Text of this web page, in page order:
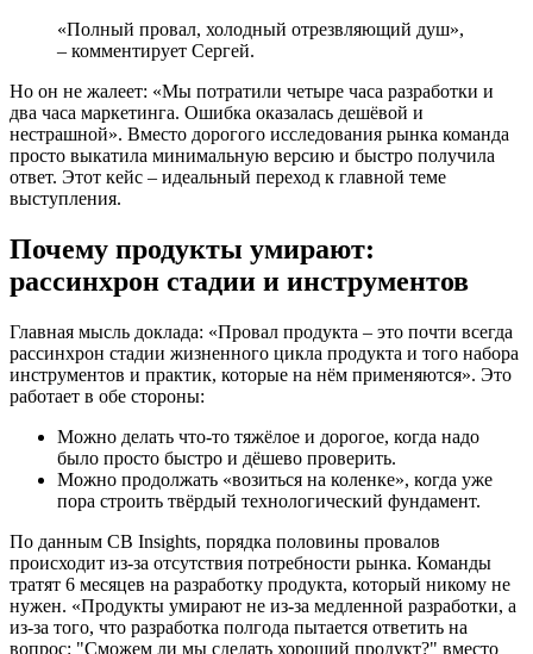
«Полный провал, холодный отрезвляющий душ»,
– комментирует Сергей.
Но он не жалеет: «Мы потратили четыре часа разработки и
два часа маркетинга. Ошибка оказалась дешёвой и
нестрашной». Вместо дорогого исследования рынка команда
просто выкатила минимальную версию и быстро получила
ответ. Этот кейс – идеальный переход к главной теме
выступления.
Почему продукты умирают:
рассинхрон стадии и инструментов
Главная мысль доклада: «Провал продукта – это почти всегда
рассинхрон стадии жизненного цикла продукта и того набора
инструментов и практик, которые на нём применяются». Это
работает в обе стороны:
Можно делать что-то тяжёлое и дорогое, когда надо
было просто быстро и дёшево проверить.
Можно продолжать «возиться на коленке», когда уже
пора строить твёрдый технологический фундамент.
По данным CB Insights, порядка половины провалов
происходит из-за отсутствия потребности рынка. Команды
тратят 6 месяцев на разработку продукта, который никому не
нужен. «Продукты умирают не из-за медленной разработки, а
из-за того, что разработка полгода пытается ответить на
вопрос: "Сможем ли мы сделать хороший продукт?" вместо